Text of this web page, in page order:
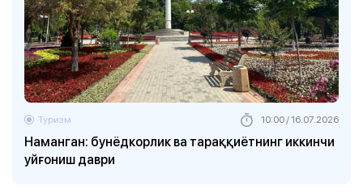
Наманган: бунёдкорлик ва тараққиётнинг иккинчи
уйғониш даври
Туризм 10:00 / 16.07.2026